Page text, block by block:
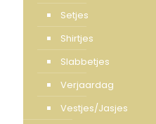
Setjes
Shirtjes
Slabbetjes
Verjaardag
Vestjes/Jasjes